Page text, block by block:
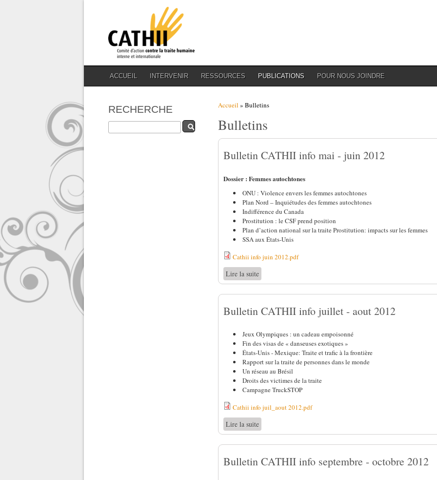
ACCUEIL INTERVENIR RESSOURCES PUBLICATIONS POUR NOUS JOINDRE
RECHERCHE
Rechercher
Vous êtes ici
Accueil » Bulletins
Bulletins
Bulletin CATHII info mai - juin 2012
Dossier : Femmes autochtones
ONU : Violence envers les femmes autochtones
Plan Nord – Inquiétudes des femmes autochtones
Indifférence du Canada
Prostitution : le CSF prend position
Plan d’action national sur la traite Prostitution: impacts sur les femmes
SSA aux États-Unis
Cathii info juin 2012.pdf
Lire la suite
Bulletin CATHII info juillet - aout 2012
Jeux Olympiques : un cadeau empoisonné
Fin des visas de « danseuses exotiques »
États-Unis - Mexique: Traite et trafic à la frontière
Rapport sur la traite de personnes dans le monde
Un réseau au Brésil
Droits des victimes de la traite
Campagne TruckSTOP
Cathii info juil_aout 2012.pdf
Lire la suite
Bulletin CATHII info septembre - octobre 2012